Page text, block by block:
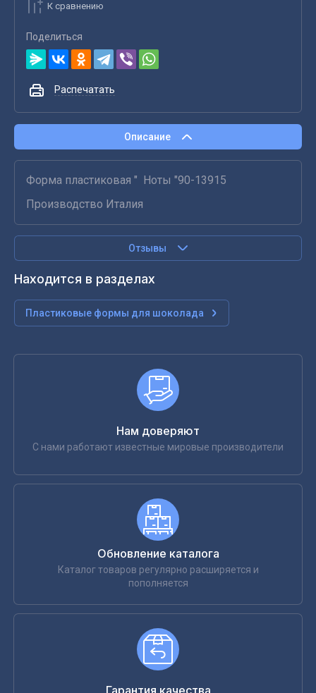
К сравнению
Поделиться
Распечатать
Описание
Форма пластиковая " Ноты "90-13915
Производство Италия
Отзывы
Находится в разделах
Пластиковые формы для шоколада
Нам доверяют
С нами работают известные мировые производители
Обновление каталога
Каталог товаров регулярно расширяется и
пополняется
Гарантия качества